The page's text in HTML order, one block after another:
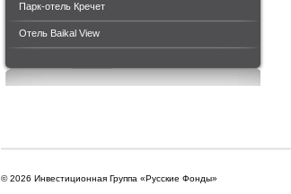
Парк-отель Кречет
Отель Baikal View
© 2026 Инвестиционная Группа «Русские Фонды»